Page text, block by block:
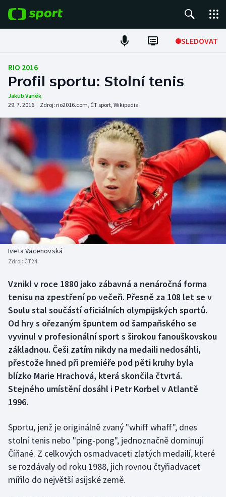
SLEDOVAT
Fotbal
Hokej
Atletika
Cyklistika
DALŠÍ SPORTY
Americký fotbal
Baseball a softbal
Basketbal
Biatlon
Boby a skeleton
Box
Curling
Dostihy
Florbal
Futsal
Golf
Gymnastika
NEPŘEHLÉDNĚTE
Soutěže
Historické návraty
Aplikace ČT sport
AZ kvíz
RIO 2016
Profil sportu: Stolní tenis
Jakub Vaněk
29. 7. 2016 | Zdroj: rio2016.com, ČT sport, Wikipedia
Iveta Vacenovská
Zdroj: ČT24
Vznikl v roce 1880 jako zábavná a nenáročná forma
tenisu na zpestření po večeři. Přesně za 108 let se v
Soulu stal součástí oficiálních olympijských sportů.
Od hry s ořezaným špuntem od šampaňského se
vyvinul v profesionální sport s širokou fanouškovskou
základnou. Češi zatím nikdy na medaili nedosáhli,
přestože hned při premiéře pod pěti kruhy byla
blízko Marie Hrachová, která skončila čtvrtá.
Stejného umístění dosáhl i Petr Korbel v Atlantě
1996.
Sportu, jenž je originálně zvaný "whiff whaff", dnes
stolní tenis nebo "ping-pong", jednoznačně dominují
Číňané. Z celkových osmadvaceti zlatých medailí, které
se rozdávaly od roku 1988, jich rovnou čtyřiadvacet
mířilo do největší asijské země.